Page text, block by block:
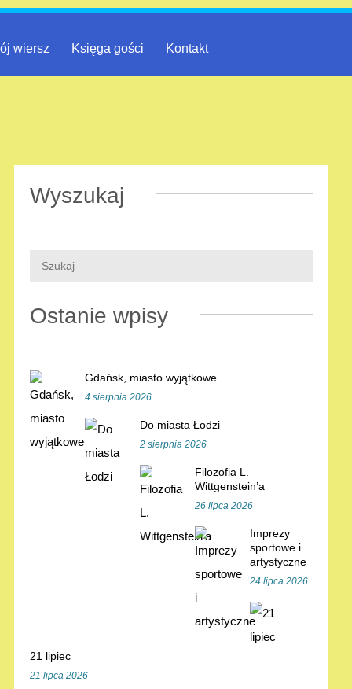
wiersz Księga gości Kontakt
Wyszukaj
Ostanie wpisy
Gdańsk, miasto wyjątkowe
4 sierpnia 2026
Do miasta Łodzi
2 sierpnia 2026
Filozofia L.
Wittgenstein’a
26 lipca 2026
Imprezy
sportowe i
artystyczne
24 lipca 2026
21 lipiec
21 lipca 2026